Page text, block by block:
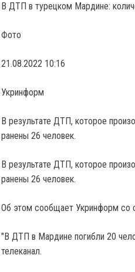
В ДТП в турецком Мардине:
Фото
21.08.2022 10:16
Укринформ
В результате ДТП, которое
ранены 26 человек.
В результате ДТП, которое
ранены 26 человек.
Об этом сообщает Укринформ со
"В ДТП в Мардине погибли 20
телеканал.